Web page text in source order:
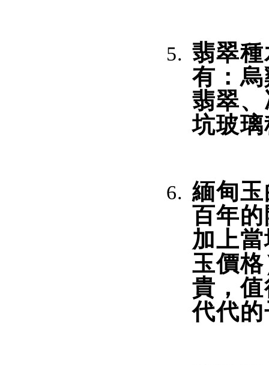
翡翠
有：
翡翠
坑玻
緬甸
百年
加上
玉價
貴，
代代